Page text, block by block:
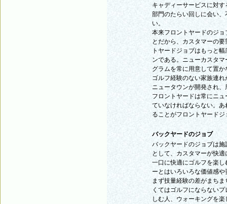
キャディーサービスに対
部門のたらい回しに会い
い。
本来フロントヤードのジ
とだから、カスタマーの
トヤードジョブはもっと
ンである。ニューカスタ
グラムを常に用意して置
ゴルフ経験のない家族連
ニュータウンが開発され
フロントヤードは常にニ
ていなければならない。
ることがフロントヤード
バックヤードのジョブ
バックヤードのジョブは
として、カスタマーが快
一口に快適にゴルフを楽
ーとはいろいろな価値感
まず技量経験の差がまち
くてはゴルフにならない
しむ人、ウォーキングを